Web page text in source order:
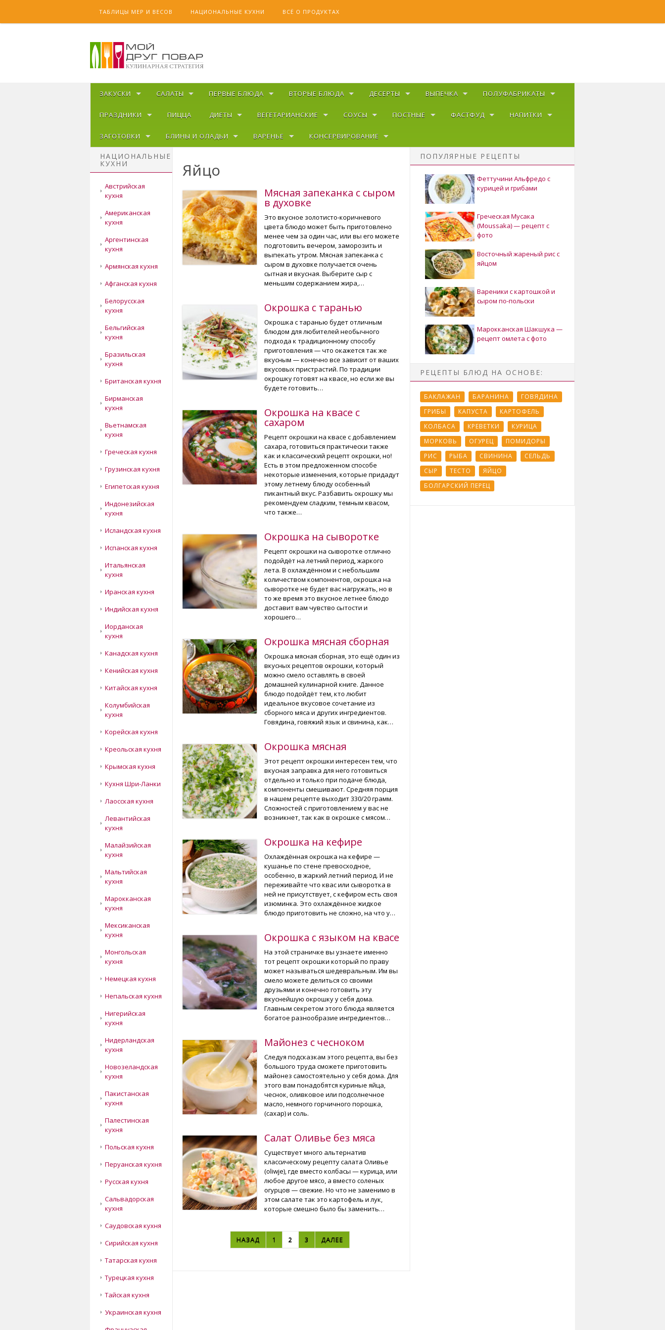
ТАБЛИЦЫ МЕР И ВЕСОВ НАЦИОНАЛЬНЫЕ КУХНИ ВСЁ О ПРОДУКТАХ
ЗАКУСКИ САЛАТЫ ПЕРВЫЕ БЛЮДА ВТОРЫЕ БЛЮДА ДЕСЕРТЫ ВЫПЕЧКА ПОЛУФАБРИКАТЫ
ПРАЗДНИКИ ПИЦЦА ДИЕТЫ ВЕГЕТАРИАНСКИЕ СОУСЫ ПОСТНЫЕ ФАСТФУД НАПИТКИ
ЗАГОТОВКИ БЛИНЫ И ОЛАДЬИ ВАРЕНЬЕ КОНСЕРВИРОВАНИЕ
НАЦИОНАЛЬНЫЕ
КУХНИ
Австрийская
кухня
Американская
кухня
Аргентинская
кухня
Армянская кухня
Афганская кухня
Белорусская
кухня
Бельгийская
кухня
Бразильская
кухня
Британская кухня
Бирманская
кухня
Вьетнамская
кухня
Греческая кухня
Грузинская кухня
Египетская кухня
Индонезийская
кухня
Исландская кухня
Испанская кухня
Итальянская
кухня
Иранская кухня
Индийская кухня
Иорданская
кухня
Канадская кухня
Кенийская кухня
Китайская кухня
Колумбийская
кухня
Корейская кухня
Креольская кухня
Крымская кухня
Кухня Шри-Ланки
Лаосская кухня
Левантийская
кухня
Малайзийская
кухня
Мальтийская
кухня
Марокканская
кухня
Мексиканская
кухня
Монгольская
кухня
Немецкая кухня
Непальская кухня
Нигерийская
кухня
Нидерландская
кухня
Новозеландская
кухня
Пакистанская
кухня
Палестинская
кухня
Польская кухня
Перуанская кухня
Русская кухня
Сальвадорская
кухня
Саудовская кухня
Сирийская кухня
Татарская кухня
Турецкая кухня
Тайская кухня
Украинская кухня
Яйцо
Мясная запеканка с сыром
в духовке
Это вкусное золотисто-коричневого
цвета блюдо может быть приготовлено
менее чем за один час, или вы его можете
подготовить вечером, заморозить и
выпекать утром. Мясная запеканка с
сыром в духовке получается очень
сытная и вкусная. Выберите сыр с
меньшим содержанием жира,…
Окрошка с таранью
Окрошка с таранью будет отличным
блюдом для любителей необычного
подхода к традиционному способу
приготовления — что окажется так же
вкусным — конечно все зависит от ваших
вкусовых пристрастий. По традиции
окрошку готовят на квасе, но если же вы
будете готовить…
Окрошка на квасе с
сахаром
Рецепт окрошки на квасе с добавлением
сахара, готовиться практически также
как и классический рецепт окрошки, но!
Есть в этом предложенном способе
некоторые изменения, которые придадут
этому летнему блюду особенный
пикантный вкус. Разбавить окрошку мы
рекомендуем сладким, темным квасом,
что также…
Окрошка на сыворотке
Рецепт окрошки на сыворотке отлично
подойдёт на летний период, жаркого
лета. В охлаждённом и с небольшим
количеством компонентов, окрошка на
сыворотке не будет вас нагружать, но в
то же время это вкусное летнее блюдо
доставит вам чувство сытости и
хорошего…
Окрошка мясная сборная
Окрошка мясная сборная, это ещё один из
вкусных рецептов окрошки, который
можно смело оставлять в своей
домашней кулинарной книге. Данное
блюдо подойдёт тем, кто любит
идеальное вкусовое сочетание из
сборного мяса и других ингредиентов.
Говядина, говяжий язык и свинина, как…
Окрошка мясная
Этот рецепт окрошки интересен тем, что
вкусная заправка для него готовиться
отдельно и только при подаче блюда,
компоненты смешивают. Средняя порция
в нашем рецепте выходит 330/20 грамм.
Сложностей с приготовлением у вас не
возникнет, так как в окрошке с мясом…
Окрошка на кефире
Охлаждённая окрошка на кефире —
кушанье по стене превосходное,
особенно, в жаркий летний период. И не
переживайте что квас или сыворотка в
ней не присутствует, с кефиром есть своя
изюминка. Это охлаждённое жидкое
блюдо приготовить не сложно, на что у…
Окрошка с языком на квасе
На этой страничке вы узнаете именно
тот рецепт окрошки который по праву
может называться шедевральным. Им вы
смело можете делиться со своими
друзьями и конечно готовить эту
вкуснейшую окрошку у себя дома.
Главным секретом этого блюда является
богатое разнообразие ингредиентов…
Майонез с чесноком
Следуя подсказкам этого рецепта, вы без
большого труда сможете приготовить
майонез самостоятельно у себя дома. Для
этого вам понадобятся куриные яйца,
чеснок, оливковое или подсолнечное
масло, немного горчичного порошка,
(сахар) и соль.
Салат Оливье без мяса
Существует много альтернатив
классическому рецепту салата Оливье
(oliwje), где вместо колбасы — курица, или
любое другое мясо, а вместо соленых
огурцов — свежие. Но что не заменимо в
этом салате так это картофель и лук,
которые смешно было бы заменить…
НАВИГАЦИЯ ПО ЗАПИСЯМ
НАЗАД 1 2 3 ДАЛЕЕ
ПОПУЛЯРНЫЕ РЕЦЕПТЫ
Феттучини Альфредо с
курицей и грибами
Греческая Мусака
(Moussaka) — рецепт с
фото
Восточный жареный рис с
яйцом
Вареники с картошкой и
сыром по-польски
Марокканская Шакшука —
рецепт омлета с фото
РЕЦЕПТЫ БЛЮД НА ОСНОВЕ:
БАКЛАЖАН БАРАНИНА
ГОВЯДИНА
ГРИБЫ
КАПУСТА
КАРТОФЕЛЬ
КОЛБАСА
КРЕВЕТКИ
КУРИЦА
МОРКОВЬ
ОГУРЕЦ
ПОМИДОРЫ
РИС
РЫБА СВИНИНА
СЕЛЬДЬ
СЫР
ТЕСТО
ЯЙЦО
БОЛГАРСКИЙ ПЕРЕЦ